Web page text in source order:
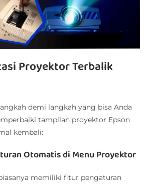
Proyektor Terbalik
demi langkah yang bisa Anda
tampilan proyektor Epson
kembali:
Otomatis di Menu Proyektor
memiliki fitur pengaturan